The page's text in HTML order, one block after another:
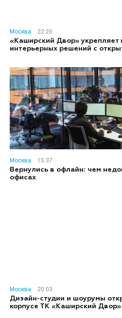
Москва
22:26
«Каширский Двор» укрепляет
интерьерных решений с
Москва
15:37
Вернулись в офлайн: чем
офисах
Москва
20:03
Дизайн-студии и шоурумы
корпусе ТК «Каширский Двор»